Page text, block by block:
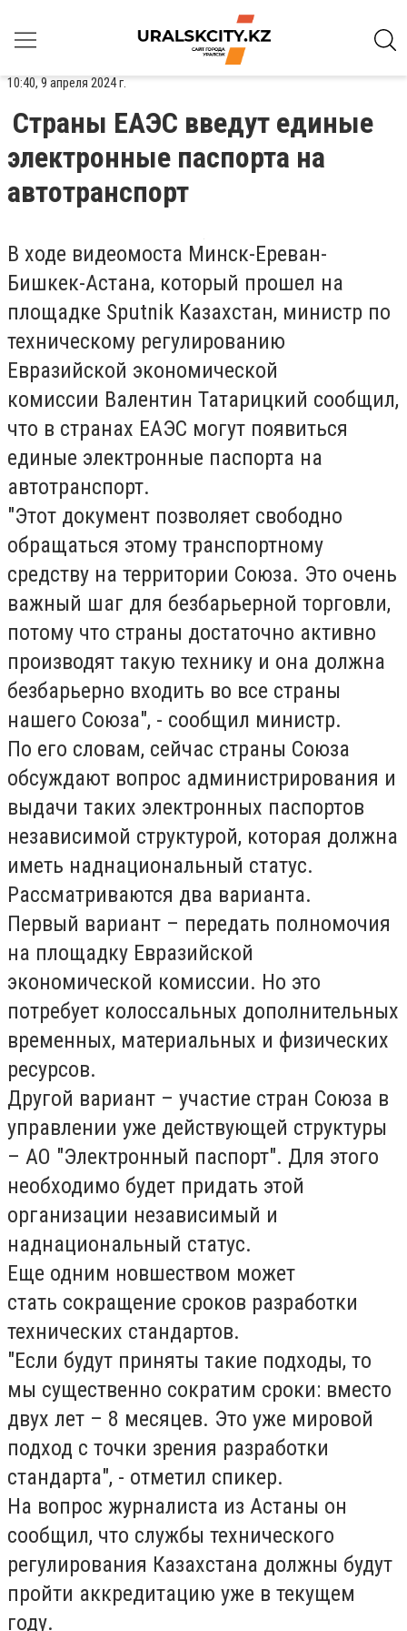
10:40, 9 апреля 2024 г.
Страны ЕАЭС введут единые
электронные паспорта на
автотранспорт
В ходе видеомоста Минск-Ереван-
Бишкек-Астана, который прошел на
площадке Sputnik Казахстан, министр по
техническому регулированию
Евразийской экономической
комиссии Валентин Татарицкий сообщил,
что в странах ЕАЭС могут появиться
единые электронные паспорта на
автотранспорт.
"Этот документ позволяет свободно
обращаться этому транспортному
средству на территории Союза. Это очень
важный шаг для безбарьерной торговли,
потому что страны достаточно активно
производят такую технику и она должна
безбарьерно входить во все страны
нашего Союза", - сообщил министр.
По его словам, сейчас страны Союза
обсуждают вопрос администрирования и
выдачи таких электронных паспортов
независимой структурой, которая должна
иметь наднациональный статус.
Рассматриваются два варианта.
Первый вариант – передать полномочия
на площадку Евразийской
экономической комиссии. Но это
потребует колоссальных дополнительных
временных, материальных и физических
ресурсов.
Другой вариант – участие стран Союза в
управлении уже действующей структуры
– АО "Электронный паспорт". Для этого
необходимо будет придать этой
организации независимый и
наднациональный статус.
Еще одним новшеством может
стать сокращение сроков разработки
технических стандартов.
"Если будут приняты такие подходы, то
мы существенно сократим сроки: вместо
двух лет – 8 месяцев. Это уже мировой
подход с точки зрения разработки
стандарта", - отметил спикер.
На вопрос журналиста из Астаны он
сообщил, что службы технического
регулирования Казахстана должны будут
пройти аккредитацию уже в текущем
году.